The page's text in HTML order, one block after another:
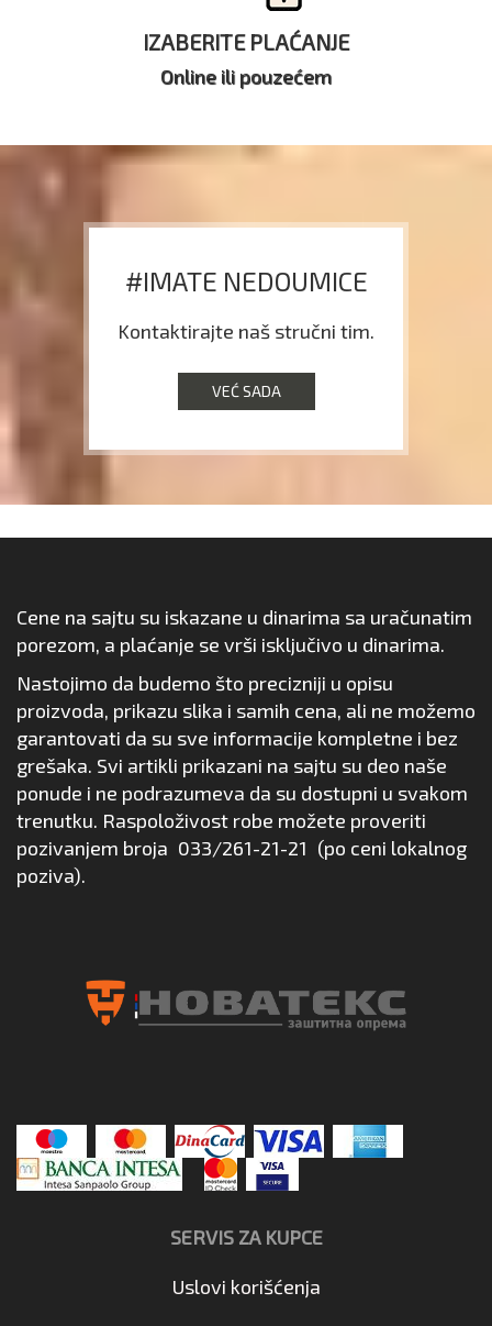
IZABERITE PLAĆANJE
Online ili pouzećem
#IMATE NEDOUMICE
Kontaktirajte naš stručni tim.
VEĆ SADA
Cene na sajtu su iskazane u dinarima sa uračunatim
porezom, a plaćanje se vrši isključivo u dinarima.
Nastojimo da budemo što precizniji u opisu
proizvoda, prikazu slika i samih cena, ali ne možemo
garantovati da su sve informacije kompletne i bez
grešaka. Svi artikli prikazani na sajtu su deo naše
ponude i ne podrazumeva da su dostupni u svakom
trenutku. Raspoloživost robe možete proveriti
pozivanjem broja 033/261-21-21 (po ceni lokalnog
poziva).
SERVIS ZA KUPCE
Uslovi korišćenja